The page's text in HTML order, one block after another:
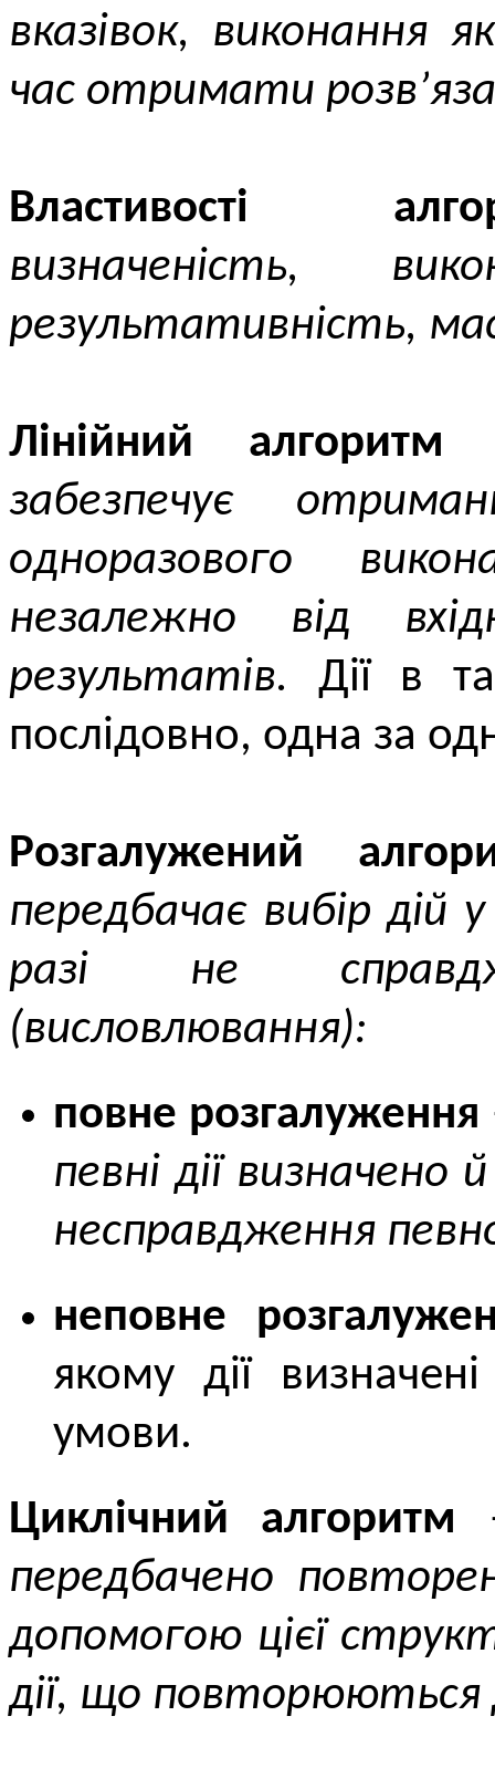
вказівок, виконання
час отримати
Властивості
визначеність,
результативність,
Лінійний алгоритм
забезпечує
одноразового
незалежно від
результатів. Дії в
послідовно, одна за
Розгалужений
передбачає вибір дій
разі не
(висловлювання):
повне розгалуження
певні дії визначено
несправдження
неповне
якому дії
умови.
Циклічний алгоритм
передбачено
допомогою цієї
дії, що повторюються